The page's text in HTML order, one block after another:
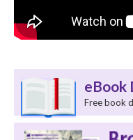
eBook
Free book